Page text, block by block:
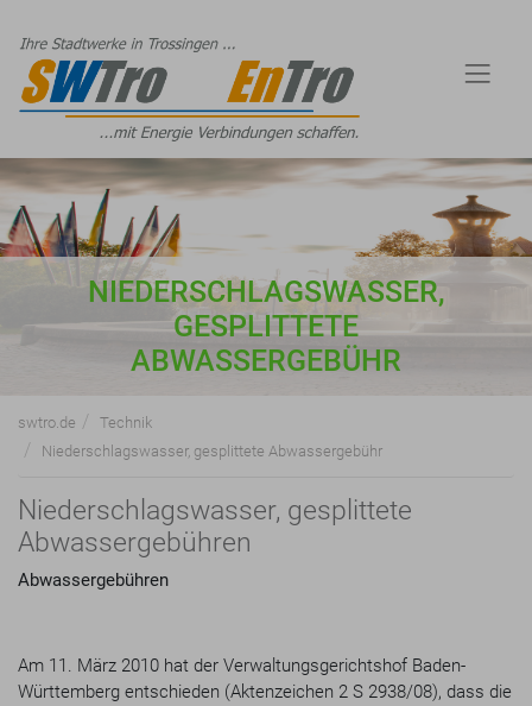
NIEDERSCHLAGSWASSER,
GESPLITTETE
ABWASSERGEBÜHR
swtro.de
Technik
Niederschlagswasser, gesplittete Abwassergebühr
Niederschlagswasser, gesplittete
Abwassergebühren
Abwassergebühren
Am 11. März 2010 hat der Verwaltungsgerichtshof Baden-
Württemberg entschieden (Aktenzeichen 2 S 2938/08), dass die